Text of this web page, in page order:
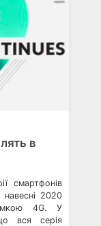
в
смартфонів
2020
4G. У
вся серія